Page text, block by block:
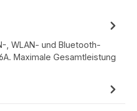
, WLAN- und Bluetooth-
Maximale Gesamtleistung